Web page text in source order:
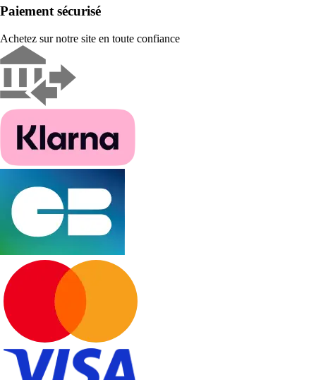
Paiement sécurisé
Achetez sur notre site en toute confiance